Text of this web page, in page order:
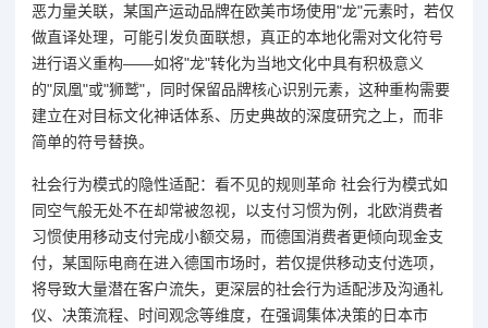
恶力量关联，某国产运动品牌在欧美市场使用"龙"元素时，若仅
做直译处理，可能引发负面联想，真正的本地化需对文化符号
进行语义重构——如将"龙"转化为当地文化中具有积极意义
的"凤凰"或"狮鹫"，同时保留品牌核心识别元素，这种重构需要
建立在对目标文化神话体系、历史典故的深度研究之上，而非
简单的符号替换。
社会行为模式的隐性适配：看不见的规则革命 社会行为模式如
同空气般无处不在却常被忽视，以支付习惯为例，北欧消费者
习惯使用移动支付完成小额交易，而德国消费者更倾向现金支
付，某国际电商在进入德国市场时，若仅提供移动支付选项，
将导致大量潜在客户流失，更深层的社会行为适配涉及沟通礼
仪、决策流程、时间观念等维度，在强调集体决策的日本市